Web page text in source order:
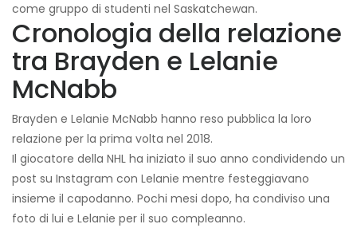
come gruppo di studenti nel Saskatchewan.
Cronologia della relazione
tra Brayden e Lelanie
McNabb
Brayden e Lelanie McNabb hanno reso pubblica la loro
relazione per la prima volta nel 2018.
Il giocatore della NHL ha iniziato il suo anno condividendo un
post su Instagram con Lelanie mentre festeggiavano
insieme il capodanno. Pochi mesi dopo, ha condiviso una
foto di lui e Lelanie per il suo compleanno.